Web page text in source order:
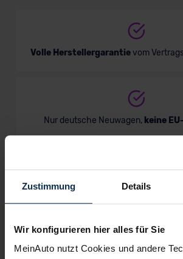
Zustimmung Details
Wir konfigurieren hier alles für Sie
MeinAuto nutzt Cookies und andere
Verkauf startet in Kürze
Van/Minivan
Volle Herstellergarantievom
Nur deutsche Neuwagen, keine
Alle Zahlungsarten: Barkauf,
Unser Service ist